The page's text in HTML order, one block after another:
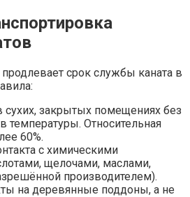
срок службы каната в
сухих, закрытых помещениях без
температуры. Относительная
60%.
с химическими
щелочами, маслами,
производителем).
на деревянные поддоны, а не